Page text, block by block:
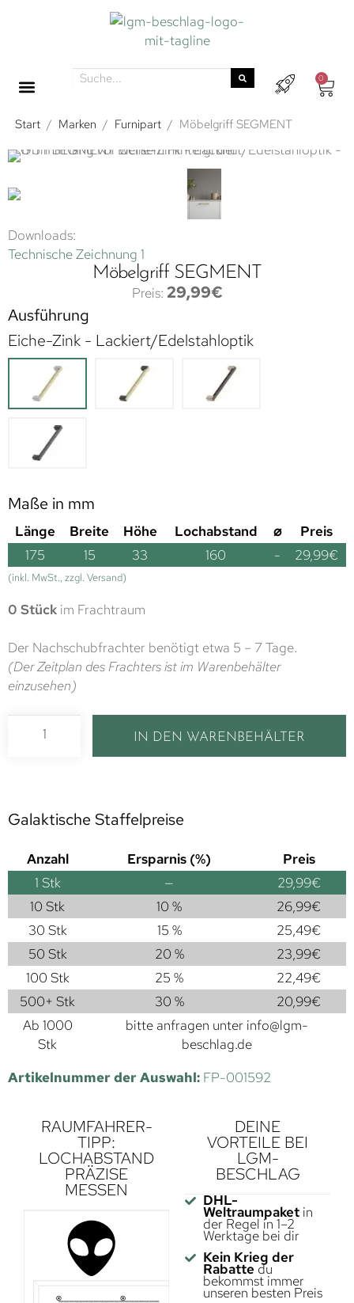
0
Start / Marken / Furnipart / Möbelgriff SEGMENT
Downloads:
Technische Zeichnung 1
Möbelgriff SEGMENT
29,99€
Ausführung
Eiche-Zink - Lackiert/Edelstahloptik
Maße in mm
Länge Breite Höhe Lochabstand ⌀
Preis
175
15 33 160 - 29,99€
(inkl. MwSt., zzgl. Versand)
0 Stück im Frachtraum
Der Nachschubfrachter benötigt etwa 5 – 7 Tage.
(Der Zeitplan des Frachters ist im Warenbehälter
einzusehen)
IN DEN WARENBEHÄLTER
Galaktische Staffelpreise
Anzahl Ersparnis (%)
Preis
1 Stk — 29,99€
10 Stk
10 % 26,99€
30 Stk
15 % 25,49€
50 Stk
20 % 23,99€
100 Stk
25 % 22,49€
500+ Stk
30 % 20,99€
Ab 1000
Stk
bitte anfragen unter info@lgm-
beschlag.de
Artikelnummer der Auswahl: FP-001592
RAUMFAHRER-
TIPP:
LOCHABSTAND
PRÄZISE
MESSEN
DEINE
VORTEILE BEI
LGM-
BESCHLAG
DHL-
Weltraumpaketin
der Regel in 1–2
Werktage bei dir
Kein Krieg der
Rabatte du
bekommst immer
unseren besten Preis